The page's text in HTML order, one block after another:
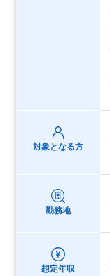
対象となる方
勤務地
想定年収